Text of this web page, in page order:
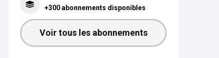
+300 abonnements disponibles
Voir tous les abonnements